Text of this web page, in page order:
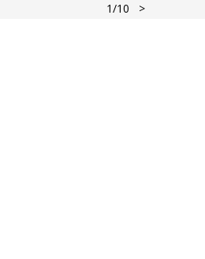
1/10 >